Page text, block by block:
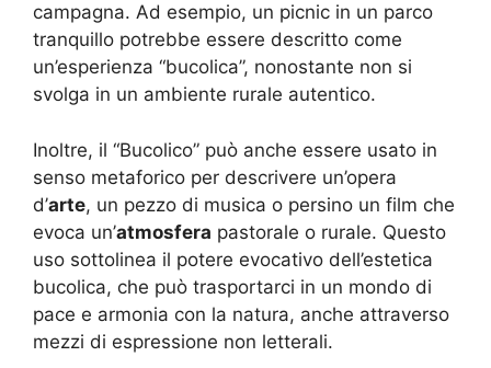
campagna. Ad esempio, un picnic in un parco
tranquillo potrebbe essere descritto come
un’esperienza “bucolica”, nonostante non si
svolga in un ambiente rurale autentico.
Inoltre, il “Bucolico” può anche essere usato in
senso metaforico per descrivere un’opera
d’arte, un pezzo di musica o persino un film che
evoca un’atmosfera pastorale o rurale. Questo
uso sottolinea il potere evocativo dell’estetica
bucolica, che può trasportarci in un mondo di
pace e armonia con la natura, anche attraverso
mezzi di espressione non letterali.